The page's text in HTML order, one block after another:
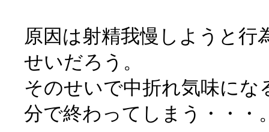
原因は射精我慢しようと行
せいだろう。
そのせいで中折れ気味に
分で終わってしまう・・・